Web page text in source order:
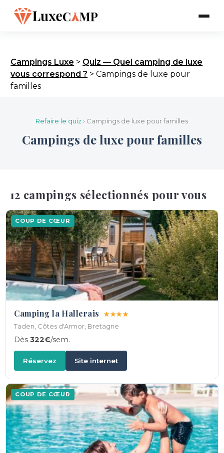
Campings Luxe > Quiz — Quel camping de luxe
vous correspond ? >Campings de luxe pour
familles
Refaire le quiz › Campings de luxe pour familles
Campings de luxe pour familles
12 campings sélectionnés pour vous
COUP DE CŒUR
Camping la Hallerais ★★★★
Taden, Côtes d'Armor, Bretagne
Dès322€/sem.
Réservez Site internet
COUP DE CŒUR